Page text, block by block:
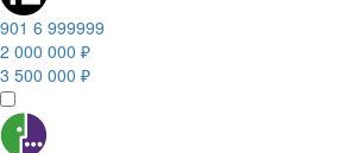
901 6 999999
2 000 000 ₽
3 500 000 ₽